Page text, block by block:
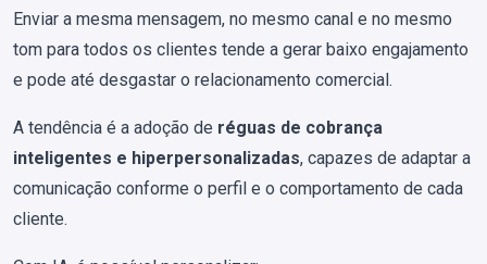
Enviar a mesma mensagem, no mesmo canal e no mesmo
tom para todos os clientes tende a gerar baixo engajamento
e pode até desgastar o relacionamento comercial.
A tendência é a adoção de réguas de cobrança
inteligentes e hiperpersonalizadas, capazes de adaptar a
comunicação conforme o perfil e o comportamento de cada
cliente.